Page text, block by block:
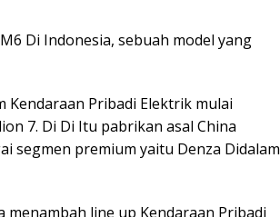
Di Indonesia, sebuah model yang
Kendaraan Pribadi Elektrik mulai
7. Di Di Itu pabrikan asal China
segmen premium yaitu Denza Didalam
line up Kendaraan Pribadi